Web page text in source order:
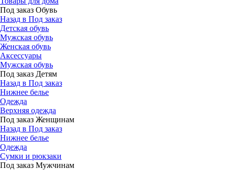
Под заказ Обувь
Назад в Под заказ
Детская обувь
Мужская обувь
Женская обувь
Аксессуары
Мужская обувь
Под заказ Детям
Назад в Под заказ
Нижнее белье
Одежда
Верхняя одежда
Под заказ Женщинам
Назад в Под заказ
Нижнее белье
Одежда
Сумки и рюкзаки
Под заказ Мужчинам